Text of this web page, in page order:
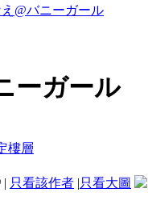
@バニーガール
ーガール
| 只看該作者 |只看大圖